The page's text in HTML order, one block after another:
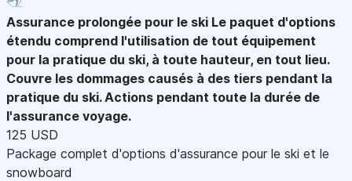
Assurance prolongée pour le ski Le paquet d'options
étendu comprend l'utilisation de tout équipement
pour la pratique du ski, à toute hauteur, en tout lieu.
Couvre les dommages causés à des tiers pendant la
pratique du ski. Actions pendant toute la durée de
l'assurance voyage.
125 USD
Package complet d'options d'assurance pour le ski et le
snowboard